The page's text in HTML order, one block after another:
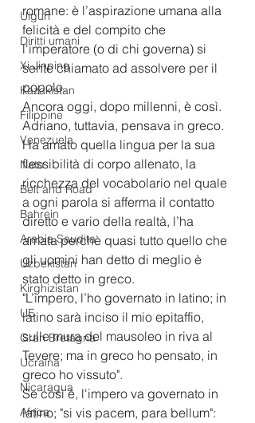
Uiguri
Diritti umani
Xi Jinping
Kazakistan
Filippine
Venezuela
Nato
Belt and Road
Bahrein
Arabia Saudita
Uzbekistan
Kirghizistan
UE
Gran Bretagna
Ucraina
Nicaragua
Africa
romane: è l’aspirazione umana alla
felicità e del compito che
l'imperatore (o di chi governa) si
sente chiamato ad assolvere per il
popolo.
Ancora oggi, dopo millenni, è così.
Adriano, tuttavia, pensava in greco.
Ha amato quella lingua per la sua
flessibilità di corpo allenato, la
ricchezza del vocabolario nel quale
a ogni parola si afferma il contatto
diretto e vario della realtà, l’ha
amata perchè quasi tutto quello che
gli uomini han detto di meglio è
stato detto in greco.
"L’impero, l’ho governato in latino; in
latino sarà inciso il mio epitaffio,
sulle mura del mausoleo in riva al
Tevere; ma in greco ho pensato, in
greco ho vissuto".
Se così è, l'impero va governato in
latino; "si vis pacem, para bellum":